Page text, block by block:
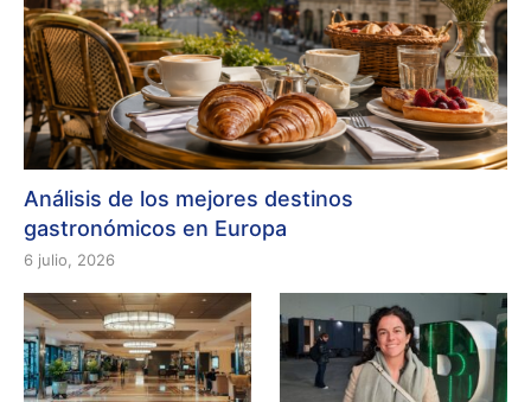
Análisis de los mejores destinos
gastronómicos en Europa
6 julio, 2026